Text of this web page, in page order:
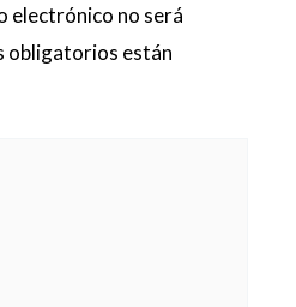
electrónico no será
obligatorios están